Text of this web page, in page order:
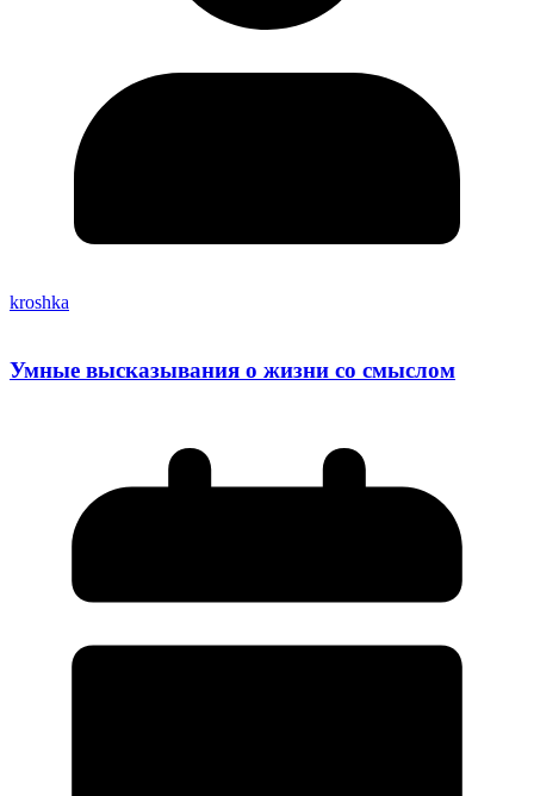
kroshka
Умные высказывания о жизни со смыслом